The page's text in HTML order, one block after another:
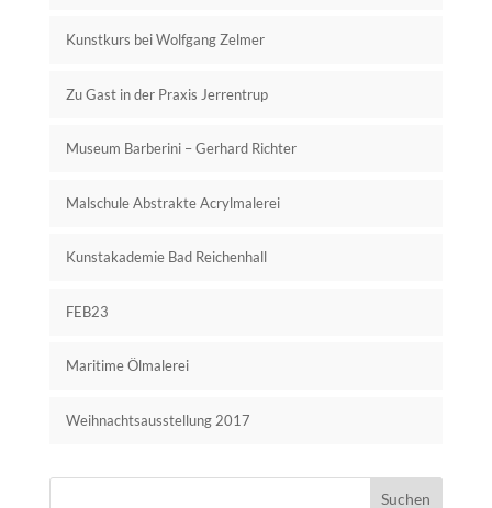
Kunstkurs bei Wolfgang Zelmer
Zu Gast in der Praxis Jerrentrup
Museum Barberini – Gerhard Richter
Malschule Abstrakte Acrylmalerei
Kunstakademie Bad Reichenhall
FEB23
Maritime Ölmalerei
Weihnachtsausstellung 2017